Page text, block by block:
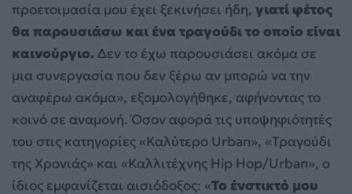
προετοιμασία μου έχει ξεκινήσει ήδη, γιατί φέτος
θα παρουσιάσω και ένα τραγούδι το οποίο είναι
καινούργιο.Δεν το έχω παρουσιάσει ακόμα σε
μια συνεργασία που δεν ξέρω αν μπορώ να την
αναφέρω ακόμα», εξομολογήθηκε, αφήνοντας το
κοινό σε αναμονή. Όσον αφορά τις υποψηφιότητές
του στις κατηγορίες «Καλύτερο Urban», «Τραγούδι
της Χρονιάς» και «Καλλιτέχνης Hip Hop/Urban», ο
ίδιος εμφανίζεται αισιόδοξος: «Το ένστικτό μου